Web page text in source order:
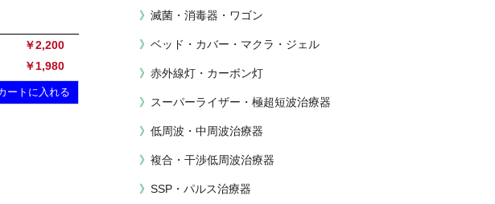
￥2,200
￥1,980
滅菌・消毒器・ワゴン
ベッド・カバー・マクラ・ジェル
赤外線灯・カーボン灯
スーパーライザー・極超短波治療器
低周波・中周波治療器
複合・干渉低周波治療器
SSP・パルス治療器